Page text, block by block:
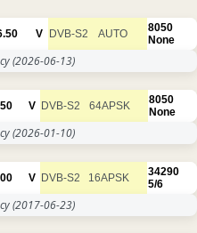
V DVB-S2 AUTO
8050
None
(2026-06-13)
V DVB-S2 64APSK
8050
None
(2026-01-10)
V DVB-S2 16APSK
34290
5/6
(2017-06-23)